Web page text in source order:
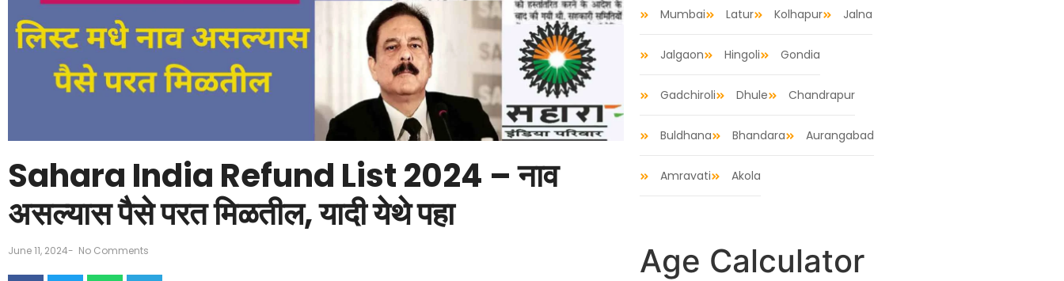
Sahara India Refund List 2024 – नाव
असल्यास पैसे परत मिळतील, यादी येथे पहा
June 11, 2024- No Comments
Mumbai Latur Kolhapur Jalna
Jalgaon Hingoli Gondia
Gadchiroli Dhule Chandrapur
Buldhana Bhandara Aurangabad
Amravati Akola
Age Calculator